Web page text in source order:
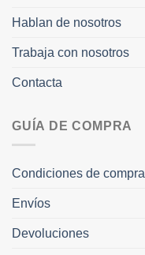
Hablan de nosotros
Trabaja con nosotros
Contacta
GUÍA DE COMPRA
Condiciones de compra
Envíos
Devoluciones